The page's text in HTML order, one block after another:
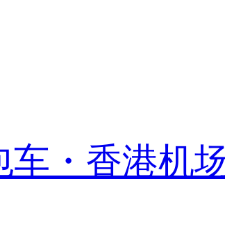
・香港机